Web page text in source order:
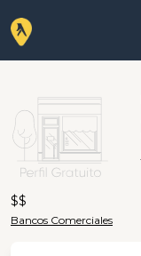
$$
Bancos Comerciales